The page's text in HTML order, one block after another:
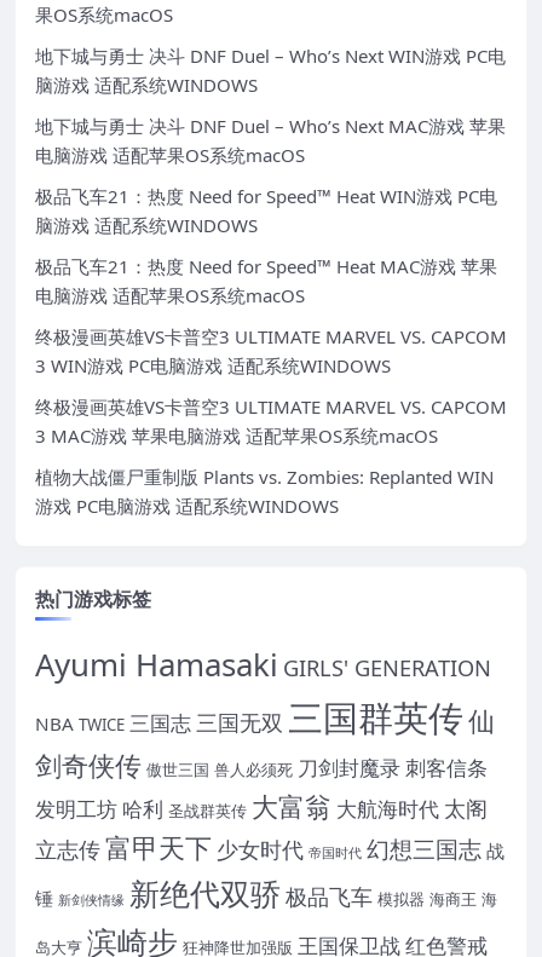
果OS系统macOS
地下城与勇士 决斗 DNF Duel – Who’s Next WIN游戏 PC电
脑游戏 适配系统WINDOWS
地下城与勇士 决斗 DNF Duel – Who’s Next MAC游戏 苹果
电脑游戏 适配苹果OS系统macOS
极品飞车21：热度 Need for Speed™ Heat WIN游戏 PC电
脑游戏 适配系统WINDOWS
极品飞车21：热度 Need for Speed™ Heat MAC游戏 苹果
电脑游戏 适配苹果OS系统macOS
终极漫画英雄VS卡普空3 ULTIMATE MARVEL VS. CAPCOM
3 WIN游戏 PC电脑游戏 适配系统WINDOWS
终极漫画英雄VS卡普空3 ULTIMATE MARVEL VS. CAPCOM
3 MAC游戏 苹果电脑游戏 适配苹果OS系统macOS
植物大战僵尸重制版 Plants vs. Zombies: Replanted WIN
游戏 PC电脑游戏 适配系统WINDOWS
热门游戏标签
Ayumi Hamasaki GIRLS' GENERATION
NBA TWICE 三国志三国无双 三国群英传仙
剑奇侠传 傲世三国 兽人必须死 刀剑封魔录刺客信条
发明工坊 哈利 圣战群英传 大富翁 大航海时代 太阁
立志传富甲天下 少女时代 帝国时代 幻想三国志 战
锤 新剑侠情缘 新绝代双骄 极品飞车 模拟器 海商王 海
岛大亨 滨崎步 狂神降世加强版 王国保卫战红色警戒